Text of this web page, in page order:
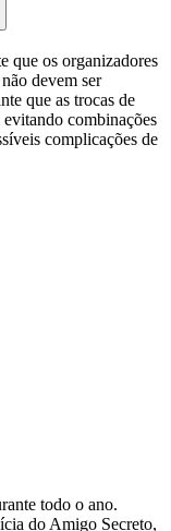
que os organizadores
devem ser
que as trocas de
evitando combinações
complicações de
todo o ano.
do Amigo Secreto,